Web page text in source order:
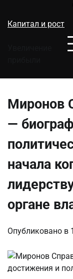
содержимому
Капитал и рост
Миронов
—
начала
органе
Опубликовано в